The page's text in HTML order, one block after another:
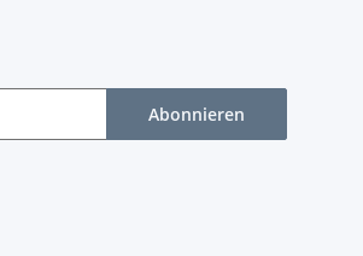
Abonnieren